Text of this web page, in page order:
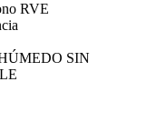
RVE
SIN